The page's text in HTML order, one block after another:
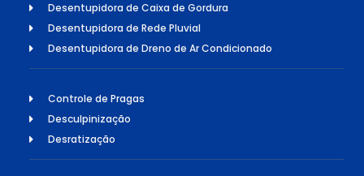
Desentupidora de Caixa de Gordura
Desentupidora de Rede Pluvial
Desentupidora de Dreno de Ar Condicionado
Controle de Pragas
Desculpinização
Desratização